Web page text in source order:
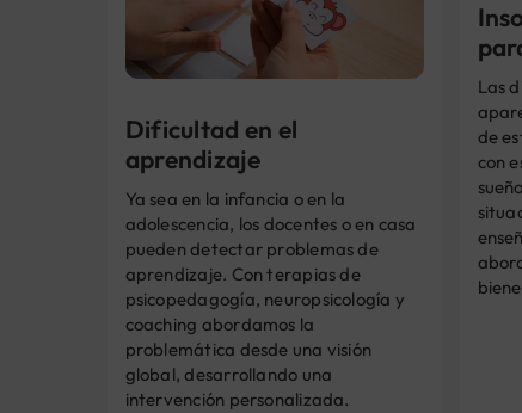
Dificultad en el
aprendizaje
Ya sea en la infancia o en la
adolescencia, los docentes o en casa
pueden detectar problemas de
aprendizaje. Con terapias de
psicopedagogía, neuropsicología y
coaching abordamos la
problemática desde una visión
global, desarrollando una
intervención personalizada.
Las
de
con